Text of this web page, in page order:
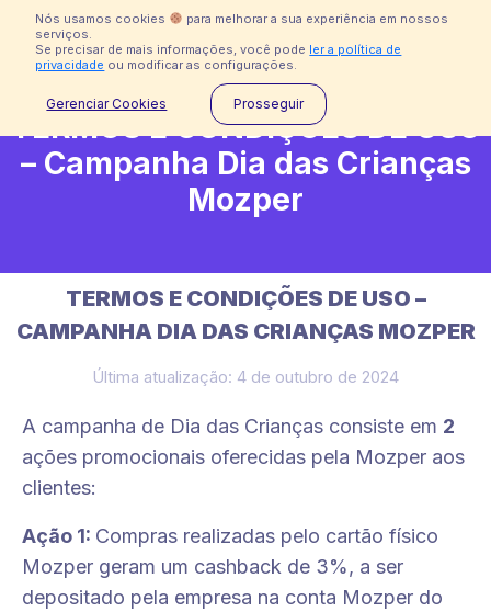
Pular
para
Nós usamos cookies
para melhorar a sua experiência em nossos
serviços.
Se precisar de mais informações, você pode ler a política de
privacidade ou modificar as configurações.
Gerenciar Cookies Prosseguir
TERMOS E CONDIÇÕES DE USO
– Campanha Dia das Crianças
Mozper
TERMOS E CONDIÇÕES DE USO –
CAMPANHA DIA DAS CRIANÇAS MOZPER
Última atualização: 4 de outubro de 2024
A campanha de Dia das Crianças consiste em 2
ações promocionais oferecidas pela Mozper aos
clientes:
Ação 1: Compras realizadas pelo cartão físico
Mozper geram um cashback de 3%, a ser
depositado pela empresa na conta Mozper do